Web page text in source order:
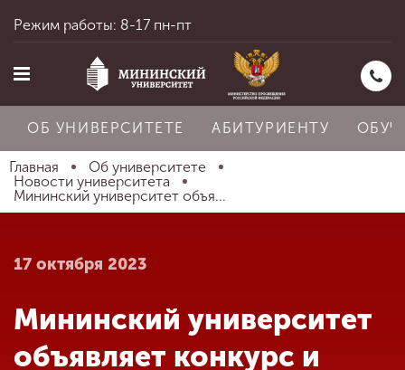
Главная
Абитуриенту
Режим работы: 8-17 пн-пт
ОБ УНИВЕРСИТЕТЕ АБИТУРИЕНТУ
Главная
Об университете
Новости университета
Мининский университет объя...
17 октября 2023
Мининский университет
объявляет конкурс и